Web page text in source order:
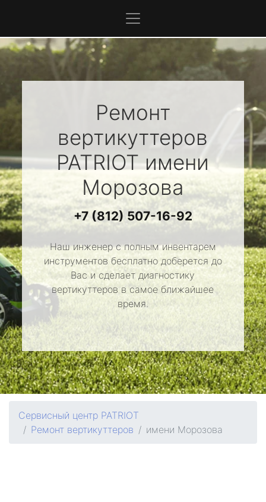
Ремонт
вертикуттеров
PATRIOTимени
Морозова
+7 (812) 507-16-92
Наш инженер с полным инвентарем
инструментов бесплатно доберется до
Вас и сделает диагностику
вертикуттеров в самое ближайшее
время.
Сервисный центр PATRIOT
Ремонт вертикуттеров
имени Морозова